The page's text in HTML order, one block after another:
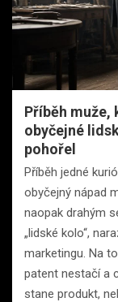
Příběh muže,
obyčejné
pohořel
Příběh jedné
obyčejný nápad
naopak drahým
„lidské kolo“,
marketingu. Na
patent nestačí a
stane produkt,